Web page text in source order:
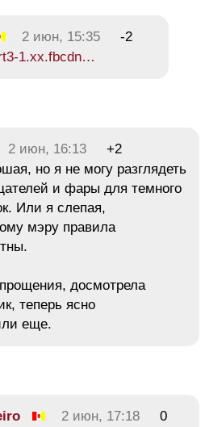
2 июн, 15:35
-2
1.xx.fbcdn…
2 июн, 16:13
+2
но я не могу разглядеть
и фары для темного
Или я слепая,
мэру правила
досмотрела
теперь ясно
еще.
2 июн, 17:18 0